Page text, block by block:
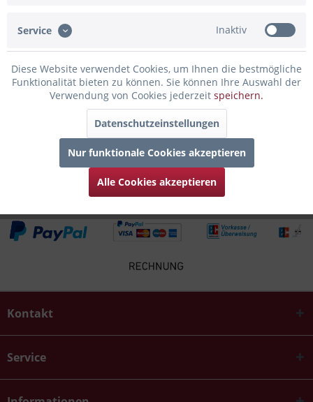
Infos zum Hersteller
Folgende Infos zum Hersteller sind verfübar......mehr
Zubehör 5
Kunden kauften auch
Kunden haben sich ebenfalls angesehen
Kontakt
Service
Service Inaktiv
Diese Website verwendet Cookies, um Ihnen die bestmögliche
Funktionalität bieten zu können. Sie können Ihre Auswahl der
Verwendung von Cookies jederzeit speichern.
Datenschutzeinstellungen
Nur funktionale Cookies akzeptieren
Alle Cookies akzeptieren